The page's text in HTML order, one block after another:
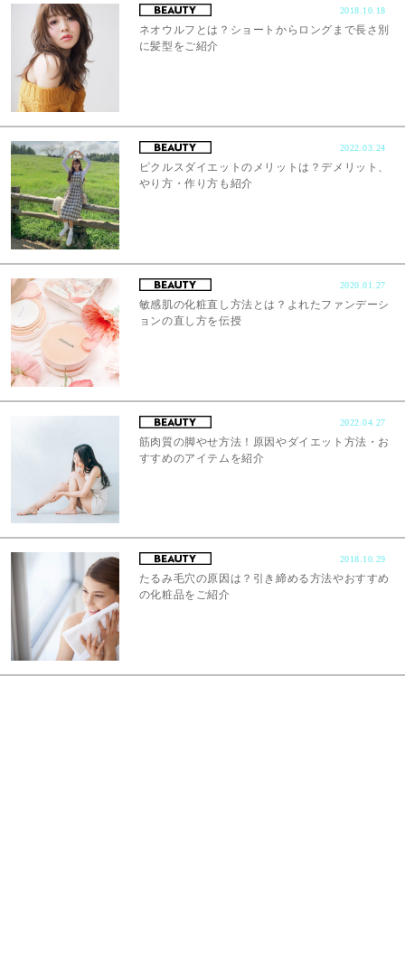
2018.10.18
ネオウルフとは？ショートからロングまで長さ別
に髪型をご紹介
2022.03.24
ピクルスダイエットのメリットは？デメリット、
やり方・作り方も紹介
2020.01.27
敏感肌の化粧直し方法とは？よれたファンデーシ
ョンの直し方を伝授
2022.04.27
筋肉質の脚やせ方法！原因やダイエット方法・お
すすめのアイテムを紹介
2018.10.29
たるみ毛穴の原因は？引き締める方法やおすすめ
の化粧品をご紹介